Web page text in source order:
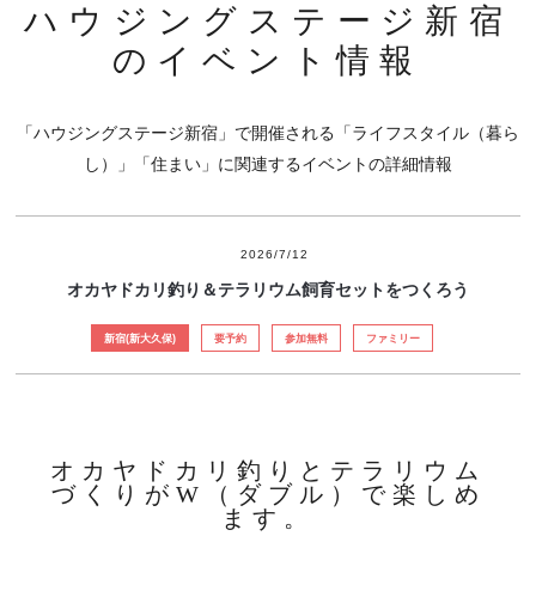
ハウジングステージ新宿
のイベント情報
「ハウジングステージ新宿」で開催される「ライフスタイル（暮ら
し）」「住まい」に関連するイベントの詳細情報
2026/7/12
オカヤドカリ釣り＆テラリウム飼育セットをつくろう
新宿(新大久保) 要予約 参加無料 ファミリー
オカヤドカリ釣りとテラリウム
づくりがW（ダブル）で楽しめ
ます。